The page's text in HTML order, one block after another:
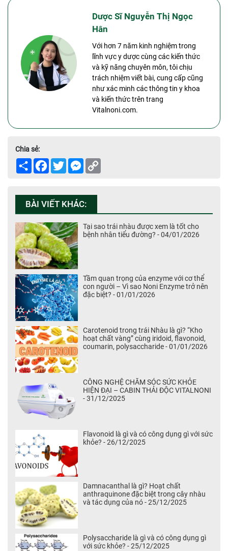
Dược Sĩ Nguyễn Thị Ngọc
Hân
Với hơn 7 năm kinh nghiệm trong
lĩnh vực y dược cùng các kiến thức
và kỹ năng chuyên môn, tôi chịu
trách nhiệm viết bài, cung cấp cũng
như xác minh các thông tin y khoa
và kiến thức trên trang
Vitalnoni.com.
Chia sẻ:
Share Facebook
TwitterMessenger
BÀI VIẾT KHÁC:
Tại sao trái nhàu được xem là tốt cho
bệnh nhân tiểu đường? - 04/01/2026
Tầm quan trọng của enzyme với cơ thể
con người – Vì sao Noni Enzyme trở nên
đặc biệt? - 01/01/2026
Carotenoid trong trái Nhàu là gì? “Kho
hoạt chất vàng” cùng iridoid, flavonoid,
coumarin, polysaccharide - 01/01/2026
CÔNG NGHỆ CHĂM SÓC SỨC KHỎE
HIỆN ĐẠI – CABIN THẢI ĐỘC VITALNONI
- 31/12/2025
Flavonoid là gì và có công dụng gì với sức
khỏe? - 26/12/2025
Damnacanthal là gì? Hoạt chất
anthraquinone đặc biệt trong cây nhàu
và tác dụng của nó - 25/12/2025
Polysaccharide là gì và có công dụng gì
với sức khỏe? - 25/12/2025